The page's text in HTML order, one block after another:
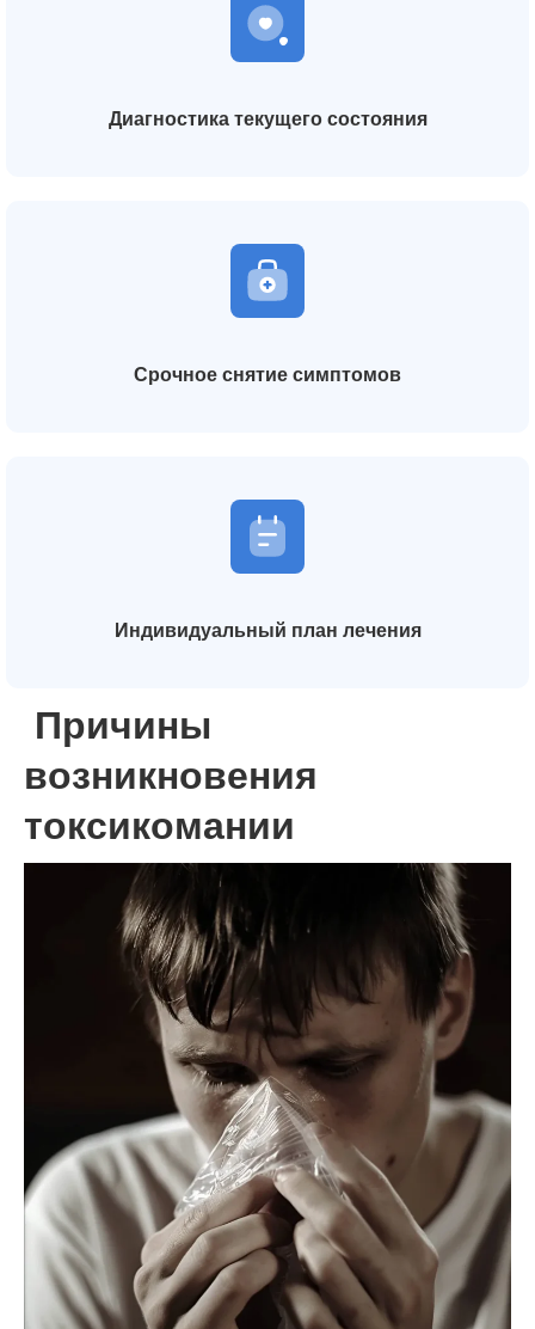
Диагностика текущего состояния
Срочное снятие симптомов
Индивидуальный план лечения
Причины
возникновения
токсикомании